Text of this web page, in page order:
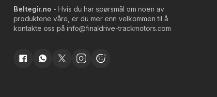
Beltegir.no - Hvis du har spørsmål om noen av
produktene våre, er du mer enn velkommen til å
kontakte oss på info@finaldrive-trackmotors.com